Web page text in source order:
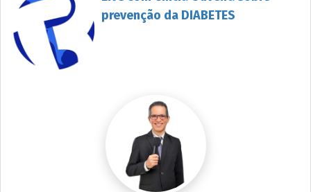
prevenção da DIABETES